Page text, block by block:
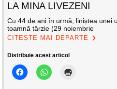
LA MINA LIVEZENI
Cu 44 de ani în urmă, liniștea unei
toamnă târzie (29 noiembrie
CITEȘTE MAI DEPARTE
Distribuie acest articol